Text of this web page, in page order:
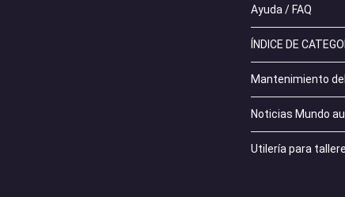
Ayuda / FAQ
ÍNDICE DE
Mantenimiento
Noticias Mundo
Utilería para